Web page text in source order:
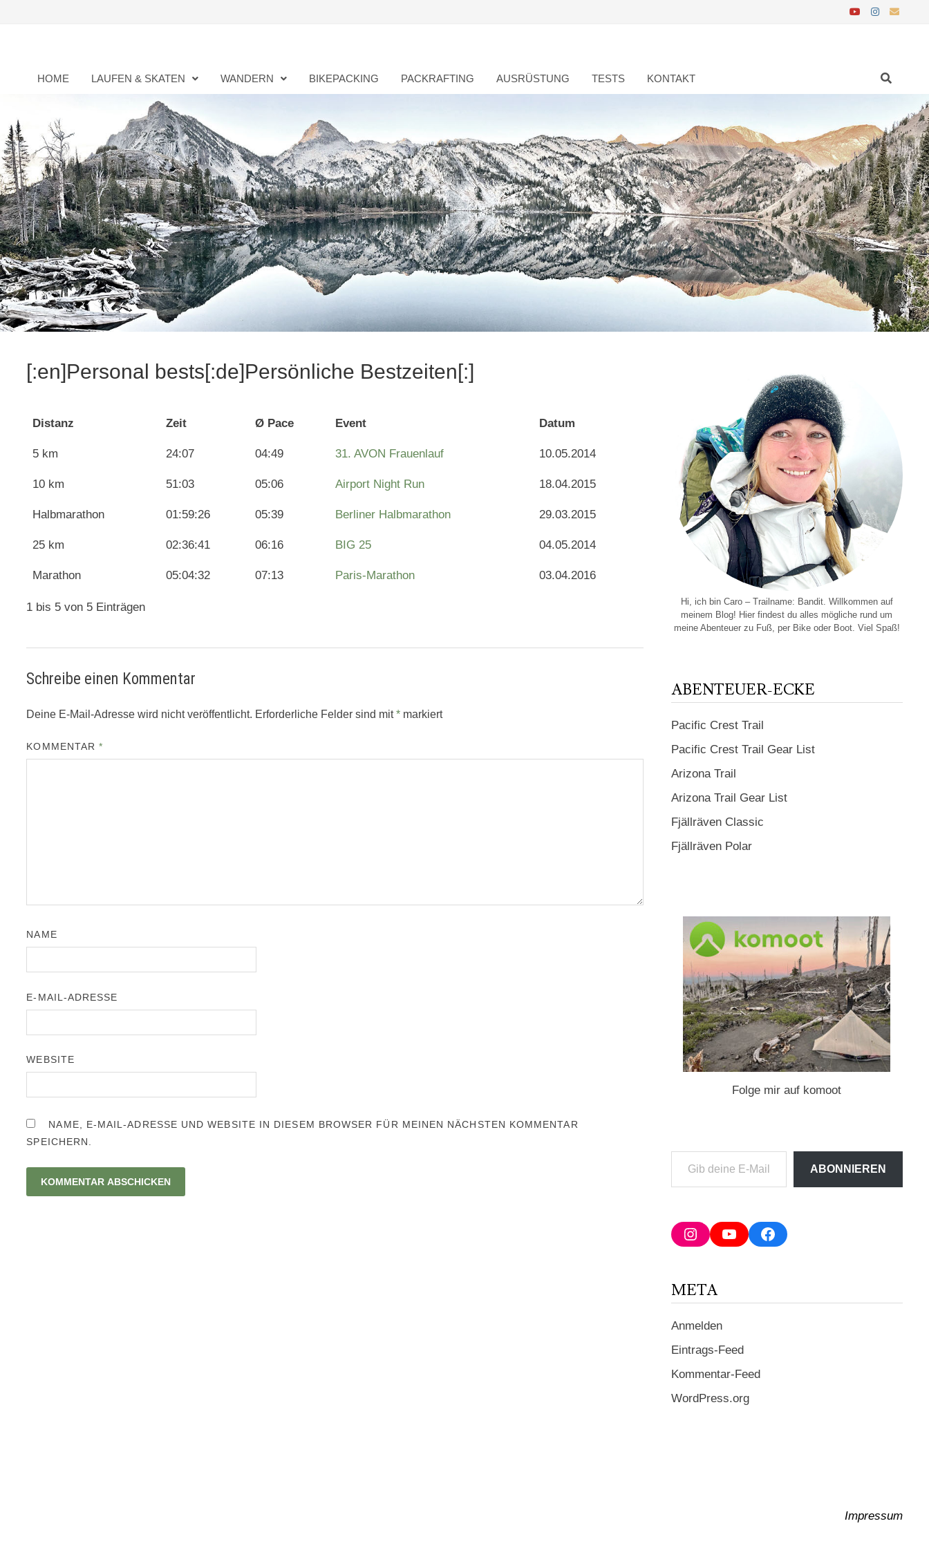
HOME LAUFEN & SKATEN WANDERN BIKEPACKING PACKRAFTING AUSRÜSTUNG TESTS KONTAKT
[:en]Personal bests[:de]Persönliche Bestzeiten[:]
Distanz Zeit Ø Pace Event Datum
5 km 24:07 04:49 31. AVON Frauenlauf 10.05.2014
10 km 51:03 05:06 Airport Night Run 18.04.2015
Halbmarathon 01:59:26 05:39 Berliner Halbmarathon 29.03.2015
25 km 02:36:41 06:16 BIG 25 04.05.2014
Marathon 05:04:32 07:13 Paris-Marathon 03.04.2016
1 bis 5 von 5 Einträgen
Schreibe einen Kommentar
Deine E-Mail-Adresse wird nicht veröffentlicht. Erforderliche Felder sind mit* markiert
KOMMENTAR*
NAME
E-MAIL-ADRESSE
WEBSITE
NAME, E-MAIL-ADRESSE UND WEBSITE IN DIESEM BROWSER FÜR MEINEN NÄCHSTEN KOMMENTAR
SPEICHERN.
Hi, ich bin Caro – Trailname: Bandit. Willkommen auf
meinem Blog! Hier findest du alles mögliche rund um
meine Abenteuer zu Fuß, per Bike oder Boot. Viel Spaß!
ABENTEUER-ECKE
Pacific Crest Trail
Pacific Crest Trail Gear List
Arizona Trail
Arizona Trail Gear List
Fjällräven Classic
Fjällräven Polar
Folge mir auf komoot
deine
Adresse
ein ...
ABONNIEREN
InstagramYouTubeFacebook
META
Anmelden
Eintrags-Feed
Kommentar-Feed
WordPress.org
Impressum